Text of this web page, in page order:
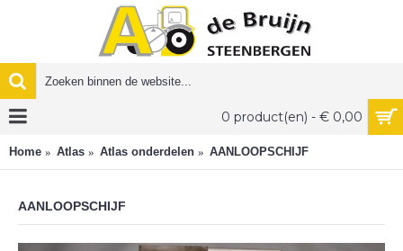
0 product(en) - € 0,00
Home Atlas Atlas onderdelen AANLOOPSCHIJF
AANLOOPSCHIJF